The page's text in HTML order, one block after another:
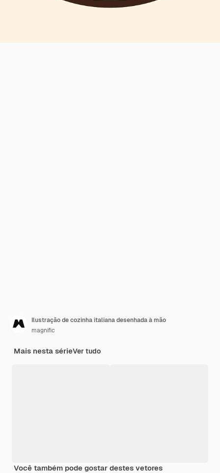
Ilustração de cozinha italiana desenhada à mão
magnific
Mais nesta sérieVer tudo
Você também pode gostar destes vetores